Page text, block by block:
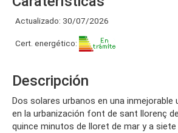
Actualizado: 30/07/2026
Cert. energético:
Descripción
dos solares urbanos en una inmejorable ubicación en venta
en la urbanización font de sant llorenç
quince minutos de lloret de mar y a